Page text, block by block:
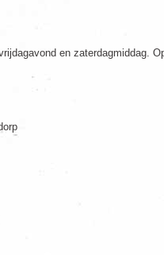
en zaterdagmiddag.